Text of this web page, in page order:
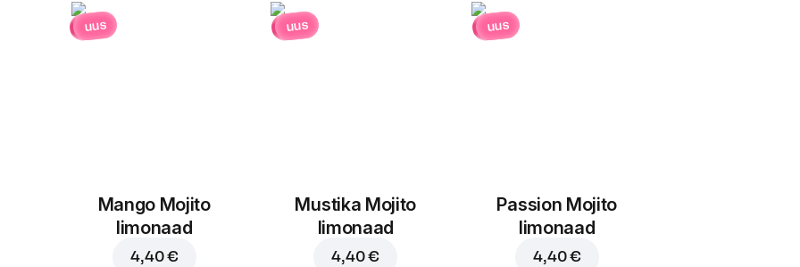
uus
Mango Mojito
limonaad
4,40 €
uus
Mustika Mojito
limonaad
4,40 €
uus
Passion Mojito
limonaad
4,40 €